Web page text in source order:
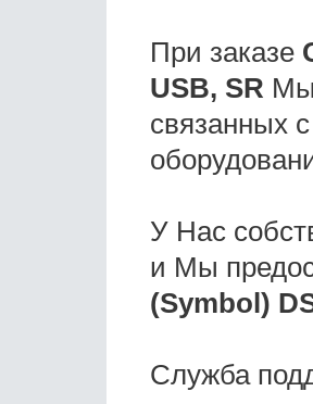
При заказе
USB, SR Мы
связанных
У Нас
и Мы
(Symbol)
Служба